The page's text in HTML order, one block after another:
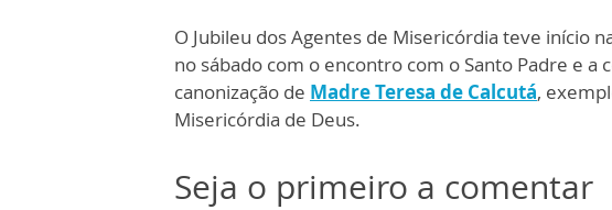
O Jubileu dos Agentes de Misericórdia teve início
no sábado com o encontro com o Santo Padre e a
canonização de Madre Teresa de Calcutá,
Misericórdia de Deus.
Seja o primeiro a comentar